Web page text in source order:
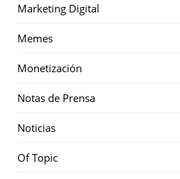
Marketing Digital
Memes
Monetización
Notas de Prensa
Noticias
Of Topic